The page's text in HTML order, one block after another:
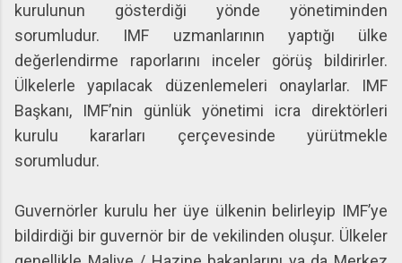
kurulunun gösterdiği yönde yönetiminden
sorumludur. IMF uzmanlarının yaptığı ülke
değerlendirme raporlarını inceler görüş bildirirler.
Ülkelerle yapılacak düzenlemeleri onaylarlar. IMF
Başkanı, IMF’nin günlük yönetimi icra direktörleri
kurulu kararları çerçevesinde yürütmekle
sorumludur.
Guvernörler kurulu her üye ülkenin belirleyip IMF’ye
bildirdiği bir guvernör bir de vekilinden oluşur. Ülkeler